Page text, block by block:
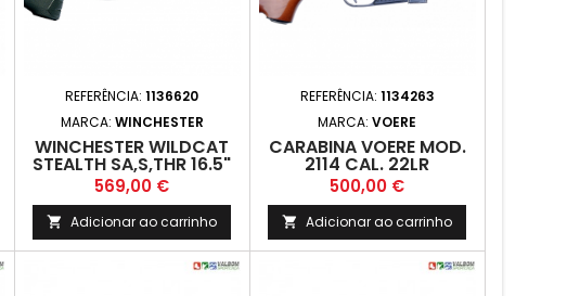
REFERÊNCIA:1136620
MARCA: WINCHESTER
WINCHESTER WILDCAT
STEALTH SA,S,THR 16.5"
22LR MG10
Preço
569,00 €
 Adicionar ao carrinho
REFERÊNCIA: 1134263
MARCA:VOERE
CARABINA VOERE MOD.
2114 CAL. 22LR
Preço
500,00 €
 Adicionar ao carrinho